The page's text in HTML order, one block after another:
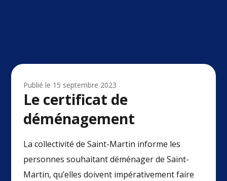
Publié le 15 septembre 2023
Le certificat de
déménagement
La collectivité de Saint-Martin informe les
personnes souhaitant déménager de Saint-
Martin, qu’elles doivent impérativement faire